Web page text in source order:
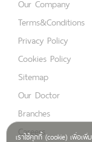
เราใช้คุกกี้ (cookie) เพื่อเ
ABOUT US
Our Company
Terms&Conditions
Privacy Policy
Cookies Policy
Sitemap
Our Doctor